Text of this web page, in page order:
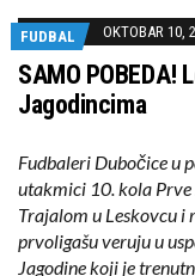
FUDBAL OKTOBAR 10,
SAMO POBEDA!
Jagodincima
Fudbaleri Dubočice u
utakmici 10. kola Prve
Trajalom u Leskovcu i
prvoligašu veruju u
Jagodine koji je